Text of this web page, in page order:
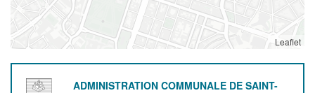
Leaflet
ADMINISTRATION COMMUNALE DE SAINT-